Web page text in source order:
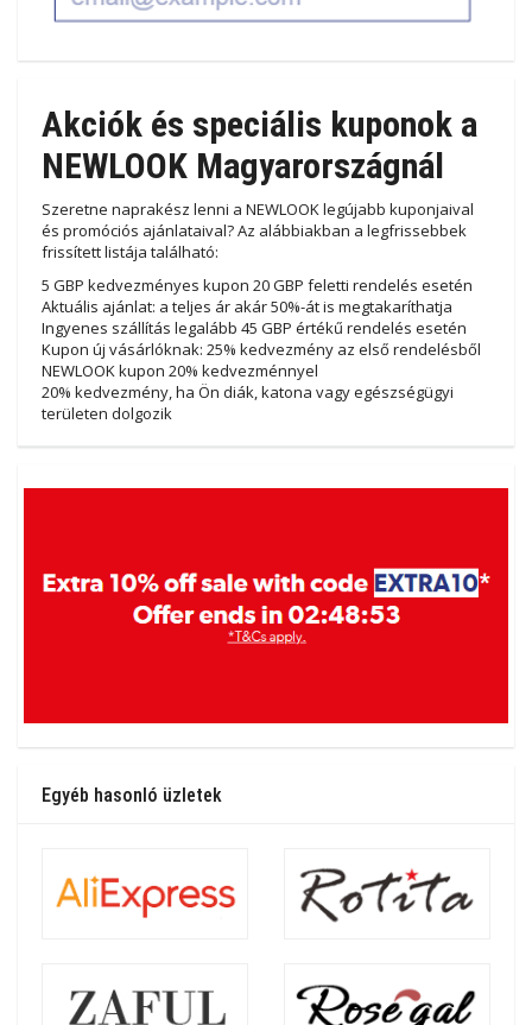
Akciók és speciális kuponok a
NEWLOOK Magyarországnál
Szeretne naprakész lenni a NEWLOOK legújabb kuponjaival
és promóciós ajánlataival? Az alábbiakban a legfrissebbek
frissített listája található:
5 GBP kedvezményes kupon 20 GBP feletti rendelés esetén
Aktuális ajánlat: a teljes ár akár 50%-át is megtakaríthatja
Ingyenes szállítás legalább 45 GBP értékű rendelés esetén
Kupon új vásárlóknak: 25% kedvezmény az első rendelésből
NEWLOOK kupon 20% kedvezménnyel
20% kedvezmény, ha Ön diák, katona vagy egészségügyi
területen dolgozik
Egyéb hasonló üzletek